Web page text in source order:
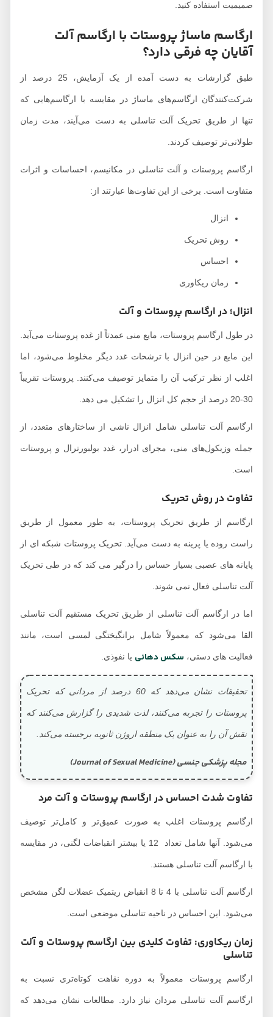
صمیمیت استفاده کنید.
ارگاسم ماساژ پروستات با ارگاسم آلت
آقایان چه فرقی دارد؟
طبق گزارشات به دست آمده از یک آزمایش، 25 درصد از
شرکت‌کنندگان ارگاسم‌های ماساژ در مقایسه با ارگاسم‌هایی که
تنها از طریق تحریک آلت تناسلی به دست می‌آیند، مدت زمان
طولانی‌تر توصیف کردند.
ارگاسم پروستات و آلت تناسلی در مکانیسم، احساسات و اثرات
متفاوت است. برخی از این تفاوت‌ها عبارتند از:
انزال
روش تحریک
احساس
زمان ریکاوری
انزال؛ در ارگاسم پروستات و آلت
در طول ارگاسم پروستات، مایع منی عمدتاً از غده پروستات می‌آید.
این مایع در حین انزال با ترشحات غدد دیگر مخلوط می‌شود، اما
اغلب از نظر ترکیب آن را متمایز توصیف می‌کنند. پروستات تقریباً
ارگاسم آلت تناسلی شامل انزال ناشی از ساختارهای متعدد، از
جمله وزیکول‌های منی، مجرای ادرار، غدد بولبورترال و پروستات
است.
تفاوت در روش تحریک
ارگاسم از طریق تحریک پروستات، به طور معمول از طریق
راست روده یا پرینه به دست می‌آید. تحریک پروستات شبکه ای از
پایانه های عصبی بسیار حساس را درگیر می کند که در طی تحریک
آلت تناسلی فعال نمی شوند.
اما در ارگاسم آلت تناسلی از طریق تحریک مستقیم آلت تناسلی
القا می‌شود که معمولاً شامل برانگیختگی لمسی است، مانند
فعالیت های دستی،سکس دهانییا نفوذی.
تحقیقات نشان می‌دهد که 60 درصد از مردانی که تحریک
پروستات را تجربه می‌کنند، لذت شدیدی را گزارش می‌کنند که
نقش آن را به عنوان یک منطقه اروژن ثانویه برجسته می‌کند.
مجله پزشکی جنسی (Journal of Sexual Medicine)
تفاوت شدت احساس در ارگاسم پروستات و آلت مرد
ارگاسم پروستات اغلب به صورت عمیق‌تر و کامل‌تر توصیف
می‌شود. آنها شامل تعداد 12 یا بیشتر انقباضات لگنی، در مقایسه
با ارگاسم آلت تناسلی هستند.
ارگاسم آلت تناسلی با 4 تا 8 انقباض ریتمیک عضلات لگن مشخص
می‌شود. این احساس در ناحیه تناسلی موضعی است.
زمان ریکاوری: تفاوت کلیدی بین ارگاسم پروستات و آلت
تناسلی
ارگاسم پروستات معمولاً به دوره نقاهت کوتاه‌تری نسبت به
ارگاسم آلت تناسلی مردان نیاز دارد. مطالعات نشان می‌دهد که